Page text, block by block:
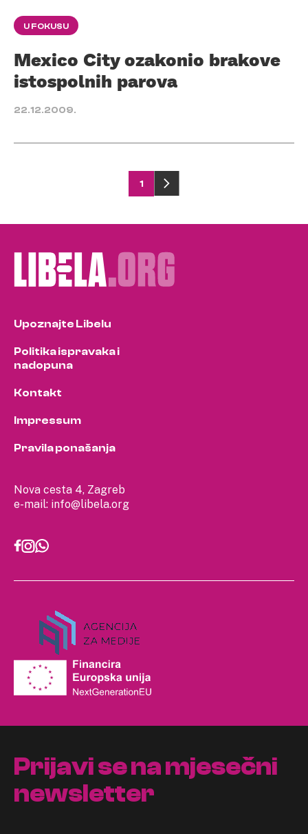
U FOKUSU
Mexico City ozakonio brakove
istospolnih parova
22.12.2009.
pagination
1
Nova cesta 4, Zagreb
e-mail: info@libela.org
Upoznajte Libelu
Politika ispravaka i
nadopuna
Kontakt
Impressum
Pravila ponašanja
Prijavi se na mjesečni
newsletter